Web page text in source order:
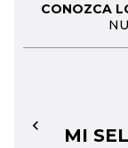
CONOZCA
MI
←